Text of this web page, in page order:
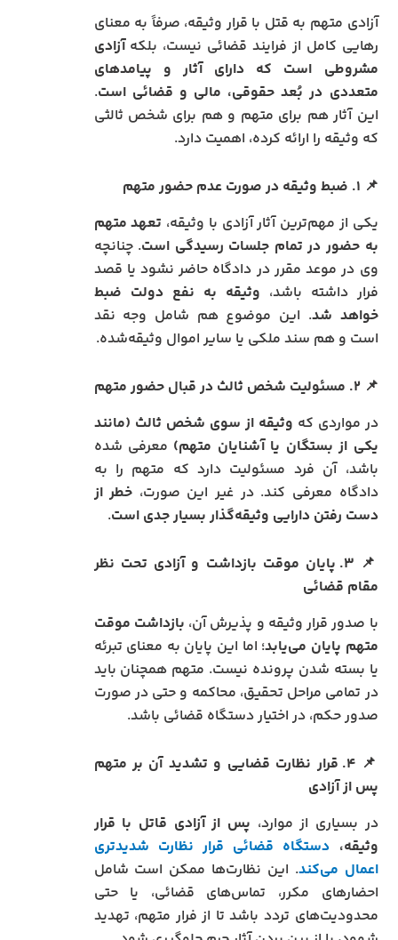
آزادی متهم به قتل با قرار وثیقه، صرفاً به معنای
رهایی کامل از فرایند قضائی نیست، بلکهآزادی
مشروطی است که دارای آثار و پیامدهای
متعددی در بُعد حقوقی، مالی و قضائی است.
این آثار هم برای متهم و هم برای شخص ثالثی
که وثیقه را ارائه کرده، اهمیت دارد.
📌 ۱. ضبط وثیقه در صورت عدم حضور متهم
یکی از مهم‌ترین آثار آزادی با وثیقه، تعهد متهم
به حضور در تمام جلسات رسیدگی است. چنانچه
وی در موعد مقرر در دادگاه حاضر نشود یا قصد
فرار داشته باشد، وثیقه به نفع دولت ضبط
خواهد شد. این موضوع هم شامل وجه نقد
است و هم سند ملکی یا سایر اموال وثیقه‌شده.
📌۲. مسئولیت شخص ثالث در قبال حضور متهم
در مواردی که وثیقه از سوی شخص ثالث (مانند
یکی از بستگان یا آشنایان متهم) معرفی شده
باشد، آن فرد مسئولیت دارد که متهم را به
دادگاه معرفی کند. در غیر این صورت، خطر از
دست رفتن دارایی وثیقه‌گذار بسیار جدی است.
📌
۳. پایان موقت بازداشت و آزادی تحت نظر
مقام قضائی
با صدور قرار وثیقه و پذیرش آن، بازداشت موقت
متهم پایان می‌یابد؛ اما این پایان به معنای تبرئه
یا بسته شدن پرونده نیست. متهم همچنان باید
در تمامی مراحل تحقیق، محاکمه و حتی در صورت
صدور حکم، در اختیار دستگاه قضائی باشد.
📌
۴. قرار نظارت قضایی و تشدید آن بر متهم
پس از آزادی
در بسیاری از موارد، پس از آزادی قاتل با قرار
وثیقه، دستگاه قضائی قرار نظارت شدیدتری
اعمال می‌کند. این نظارت‌ها ممکن است شامل
احضارهای مکرر، تماس‌های قضائی، یا حتی
محدودیت‌های تردد باشد تا از فرار متهم، تهدید